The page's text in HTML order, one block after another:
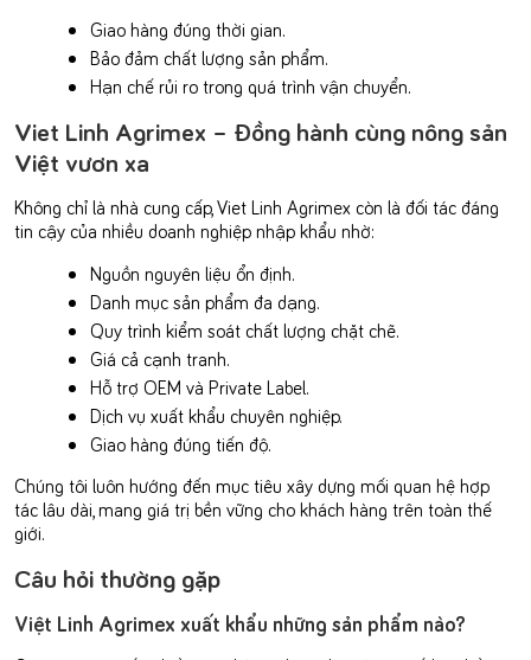
Giao hàng đúng thời gian.
Bảo đảm chất lượng sản phẩm.
Hạn chế rủi ro trong quá trình vận chuyển.
Viet Linh Agrimex – Đồng hành cùng nông sản
Việt vươn xa
Không chỉ là nhà cung cấp, Viet Linh Agrimex còn là đối tác đáng
tin cậy của nhiều doanh nghiệp nhập khẩu nhờ:
Nguồn nguyên liệu ổn định.
Danh mục sản phẩm đa dạng.
Quy trình kiểm soát chất lượng chặt chẽ.
Giá cả cạnh tranh.
Hỗ trợ OEM và Private Label.
Dịch vụ xuất khẩu chuyên nghiệp.
Giao hàng đúng tiến độ.
Chúng tôi luôn hướng đến mục tiêu xây dựng mối quan hệ hợp
tác lâu dài, mang giá trị bền vững cho khách hàng trên toàn thế
giới.
Câu hỏi thường gặp
Việt Linh Agrimex xuất khẩu những sản phẩm nào?